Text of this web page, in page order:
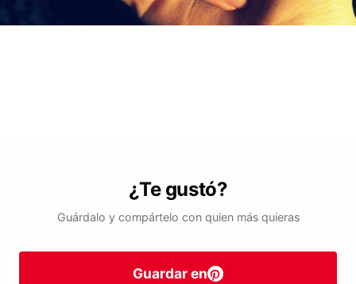
¿Te gustó?
Guárdalo y compártelo con quien más quieras
Guardar en